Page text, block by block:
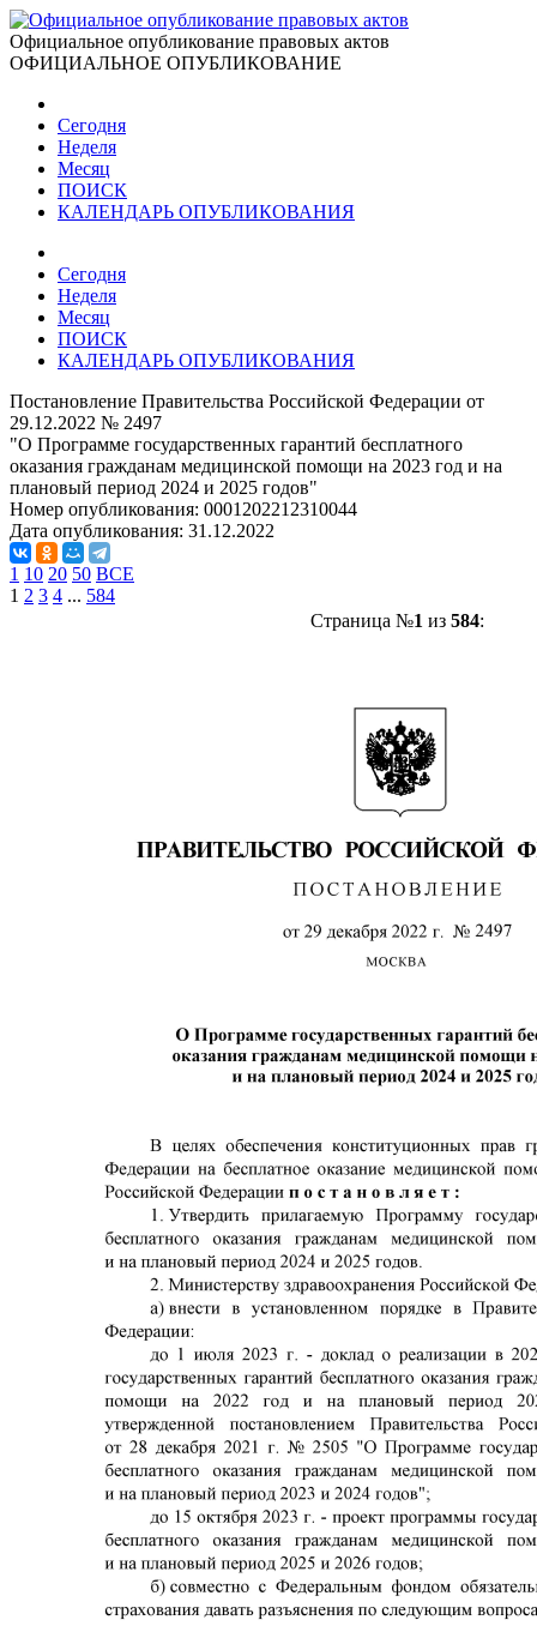
Официальное опубликование правовых актов
ОФИЦИАЛЬНОЕ ОПУБЛИКОВАНИЕ
Сегодня
Неделя
Месяц
ПОИСК
КАЛЕНДАРЬ ОПУБЛИКОВАНИЯ
Сегодня
Неделя
Месяц
ПОИСК
КАЛЕНДАРЬ ОПУБЛИКОВАНИЯ
Постановление Правительства Российской Федерации от
29.12.2022 № 2497
"О Программе государственных гарантий бесплатного
оказания гражданам медицинской помощи на 2023 год и на
плановый период 2024 и 2025 годов"
Номер опубликования: 0001202212310044
Дата опубликования: 31.12.2022
1 10 20 50 ВСЕ
1 2 3 4 ... 584
Страница №1 из 584: